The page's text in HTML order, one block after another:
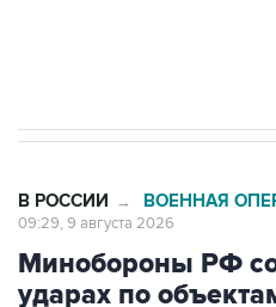
В РОССИИ → ВОЕННАЯ
09:29, 9 августа 2026
Минобороны РФ
ударах по